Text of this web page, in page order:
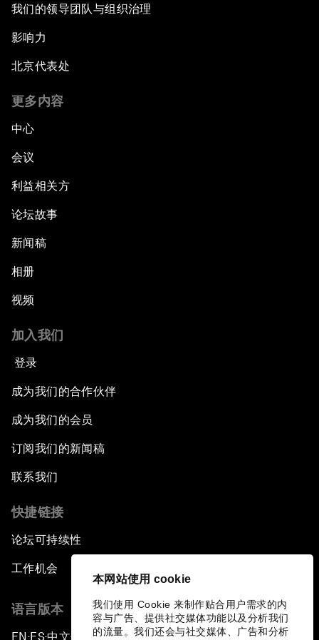
本网站使用 cookie
我们使用 Cookie 来制作贴合用户需求的内
容与广告、提供社交媒体功能以及分析我们
的流量。我们还会与社交媒体、广告和分析
我们的领导团队与组织治理
影响力
北京代表处
更多内容
中心
会议
利益相关方
论坛故事
新闻稿
相册
视频
加入我们
登录
成为我们的合作伙伴
成为我们的会员
订阅我们的新闻稿
联系我们
快捷链接
论坛可持续性
工作机会
语言版本
EN ▪ES▪中文▪ 日本語